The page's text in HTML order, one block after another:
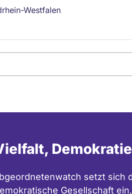
Westfalen
setzt sich
Gesellschaft